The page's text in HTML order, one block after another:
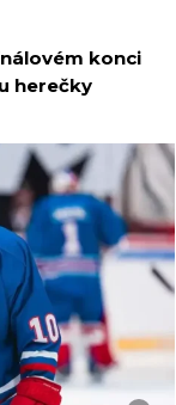
konci
herečky